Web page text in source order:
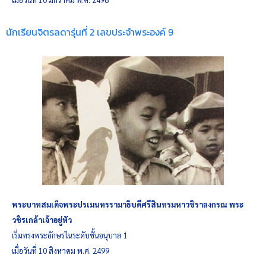
นักเรียนจิตรลดารุ่นที่ 2 เลขประจำพระองค์ 9
พระบาทสมเด็จพระปรเมนทรรามาธิบดีศรีสินทรมหาวชิราลงกรณ พระ
วชิรเกล้าเจ้าอยู่หัว
เริ่มทรงพระอักษรในระดับชั้นอนุบาล 1
เมื่อวันที่ 10 สิงหาคม พ.ศ. 2499